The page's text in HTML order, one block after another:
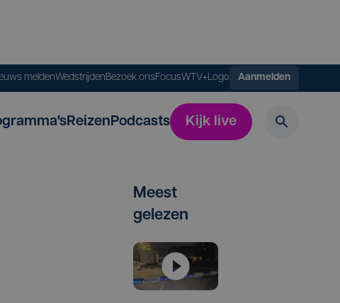
meldenWedstrijdenBezoek onsFocusWTV+Logo Aanmelden
ReizenPodcasts Kijk live
Meest
gelezen